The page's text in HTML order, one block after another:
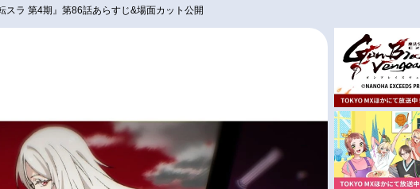
配信・Vtuber
実写化映画一覧
男性声優/女性声優一覧
今期アニメ曜日別一覧
夏アニメ
スラ 第4期』第86話あらすじ&場面カット公開